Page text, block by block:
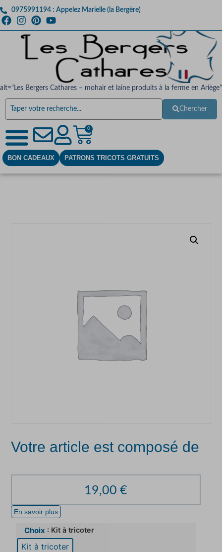
0975991194 : Appelez Marielle (la Bergère)
alt="Les Bergers Cathares – mohair et laine produits à la ferme en Ariège"
Chercher
0
BON CADEAUX PATRONS TRICOTS GRATUITS
Votre article est composé de
19,00€
En savoir plus
Choix : Kit à tricoter
Kit à tricoter